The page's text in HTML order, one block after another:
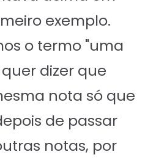
exemplo.
o termo "uma
dizer que
nota só que
de passar
notas, por